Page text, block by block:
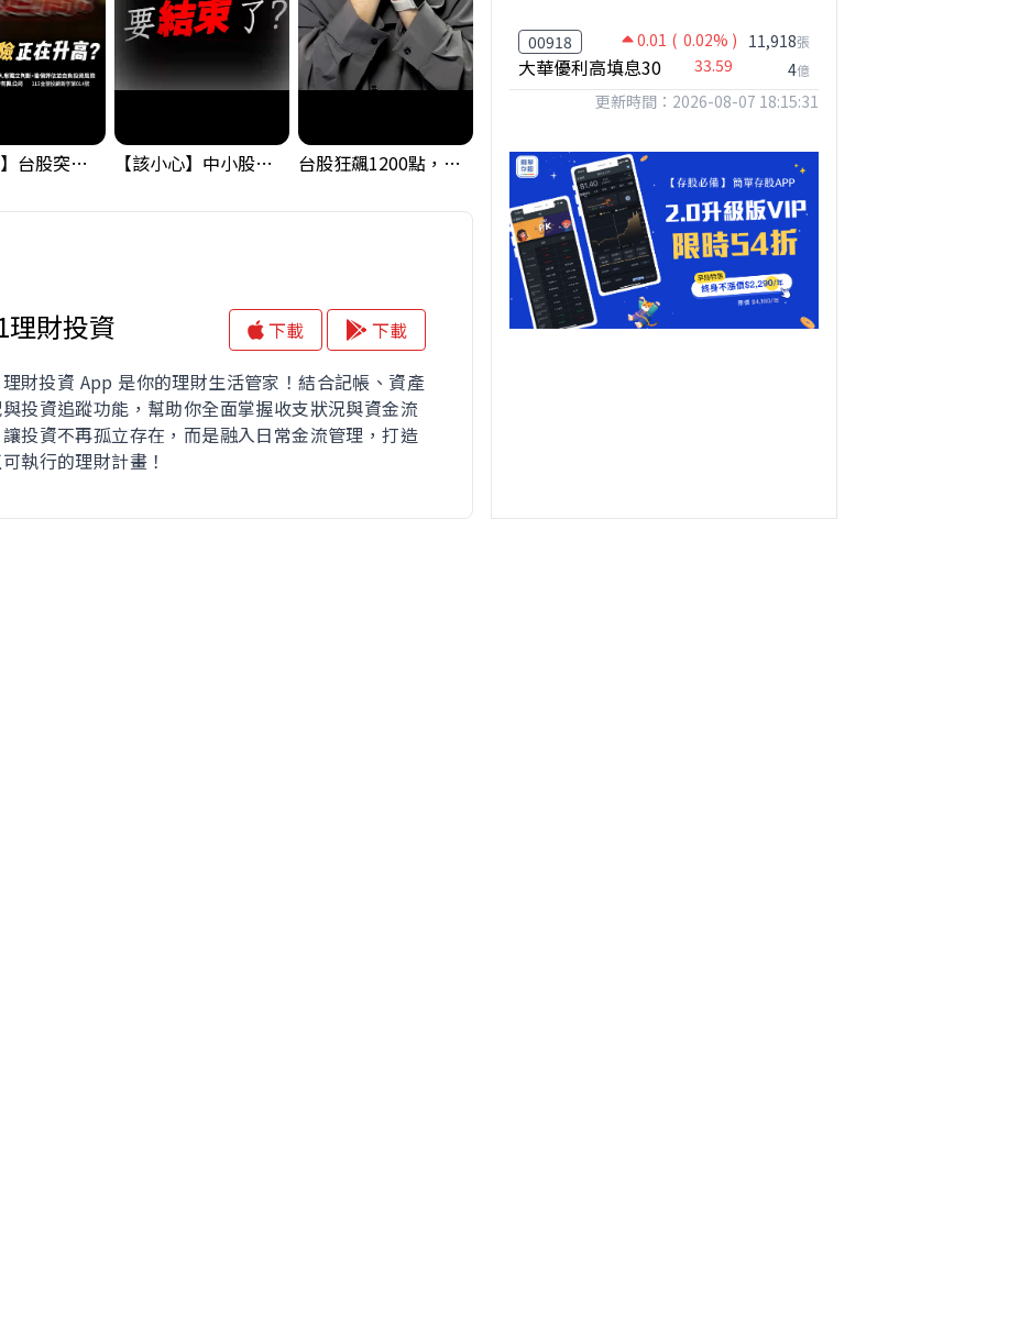
【藏訊號】台股突破季線，週一我提醒了這個關鍵訊號 【該小心】中小股派對結束 ? 關鍵訊號都指向... 台股狂飆1200點，但還有兩關沒過｜Mr.Jimmy高志銘 #台股 #期貨 #加權指數 【我被黑了?】是真的聽不懂嗎...還是... #股票分析 #因果分析
理財投資
下載
下載
財投資 App 是你的理財生活管家！結合記帳、資產
投資追蹤功能，幫助你全面掌握收支狀況與資金流
投資不再孤立存在，而是融入日常金流管理，打造
執行的理財計畫！
00918 0.01 ( 0.02% )
大華優利高填息30 33.59
11,918張
4億
更新時間：2026-08-07 18:15:31